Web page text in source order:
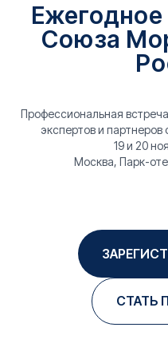
Союза
Профессиональная
экспертов и
19 и 20
Москва, Парк-
СТАТЬ